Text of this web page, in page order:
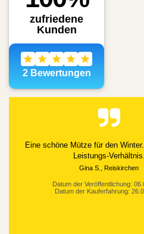
Eine schöne Mütze für den
Leistungs-Verhältnis.
Gina S., Reiskirchen
Datum der Veröffentlichung:
Datum der Kauferfahrung: